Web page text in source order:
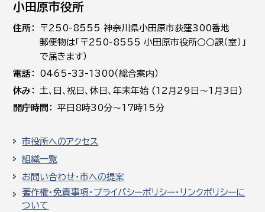
小田原市役所
住所
〒250-8555 神奈川県小田原市荻窪300番地
郵便物は「〒250-8555 小田原市役所○○課（室）」
で届きます）
電話
0465-33-1300（総合案内）
休み
土､日､祝日、休日、年末年始 (12月29日～1月3日)
開庁時間
平日8時30分～17時15分
市役所へのアクセス
組織一覧
お問い合わせ・市への提案
著作権・免責事項・プライバシーポリシー・リンクポリシーに
ついて